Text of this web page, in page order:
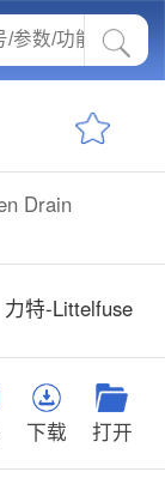
Drain
力特-Littelfuse
下载 打开